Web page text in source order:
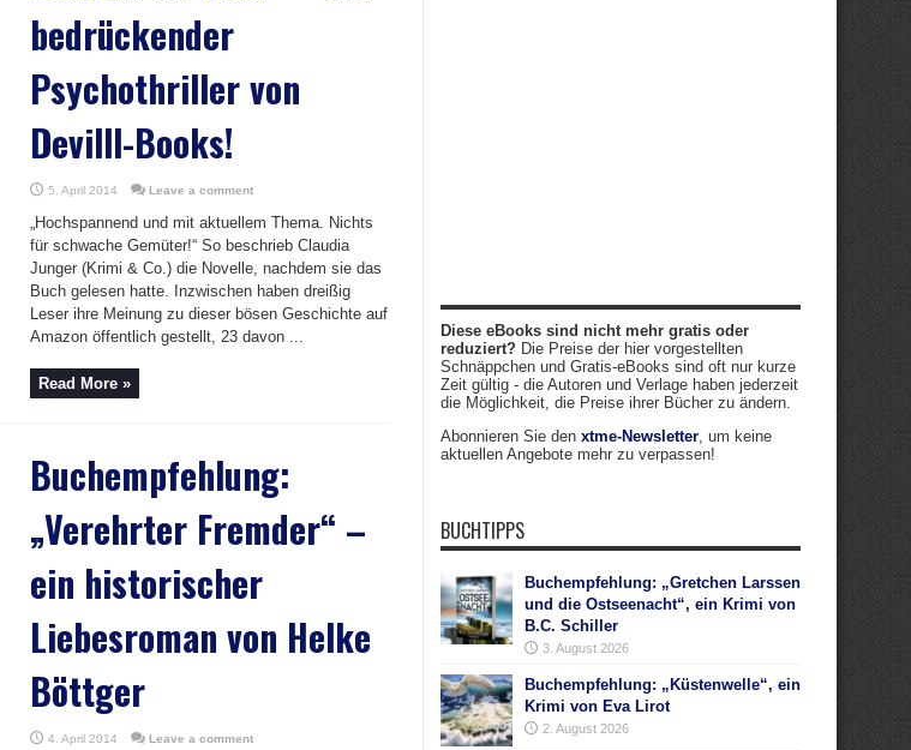
bedrückender
Psychothriller von
Devilll-Books!
5. April 2014 Leave a comment
„Hochspannend und mit aktuellem Thema. Nichts
für schwache Gemüter!“ So beschrieb Claudia
Junger (Krimi & Co.) die Novelle, nachdem sie das
Buch gelesen hatte. Inzwischen haben dreißig
Leser ihre Meinung zu dieser bösen Geschichte auf
Amazon öffentlich gestellt, 23 davon ...
Read More »
Buchempfehlung:
„Verehrter Fremder“ –
ein historischer
Liebesroman von Helke
Böttger
4. April 2014 Leave a comment
Diese eBooks sind nicht mehr gratis oder
reduziert? Die Preise der hier vorgestellten
Schnäppchen und Gratis-eBooks sind oft nur kurze
Zeit gültig - die Autoren und Verlage haben jederzeit
die Möglichkeit, die Preise ihrer Bücher zu ändern.
Abonnieren Sie den xtme-Newsletter, um keine
aktuellen Angebote mehr zu verpassen!
BUCHTIPPS
Buchempfehlung: „Gretchen Larssen
und die Ostseenacht“, ein Krimi von
B.C. Schiller
3. August 2026
Buchempfehlung: „Küstenwelle“, ein
Krimi von Eva Lirot
2. August 2026